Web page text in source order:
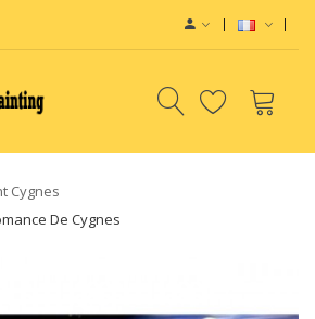
Mods Disposable Vapes
Cygnes
De Cygnes